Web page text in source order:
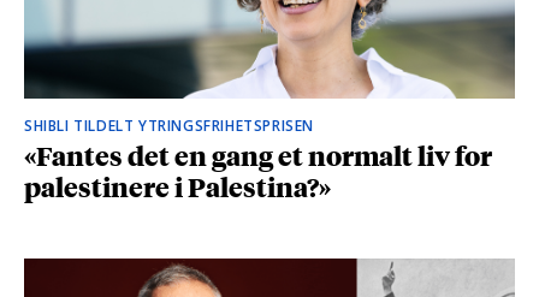
SHIBLI TILDELT YTRINGSFRIHETSPRISEN
«Fantes det en gang et normalt liv for
palestinere i Palestina?»